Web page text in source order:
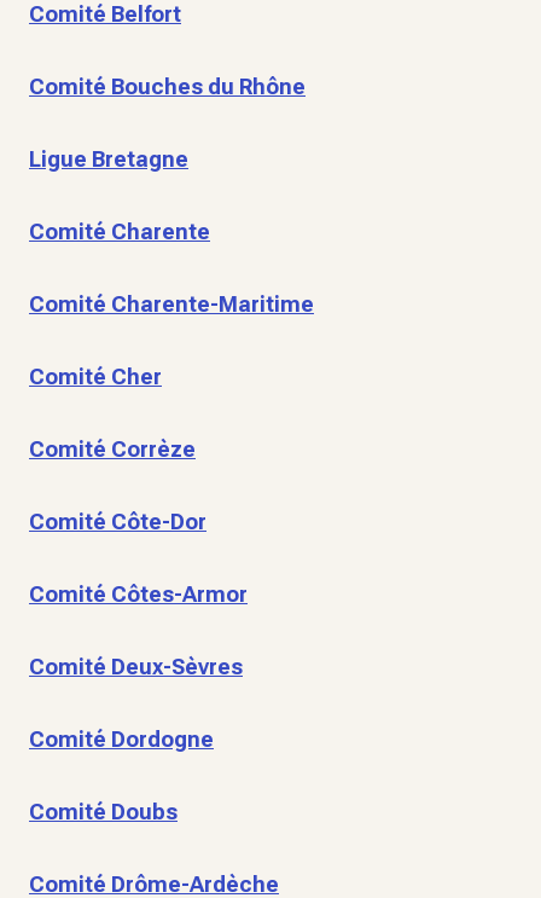
Comité Belfort
Comité Bouches du Rhône
Ligue Bretagne
Comité Charente
Comité Charente-Maritime
Comité Cher
Comité Corrèze
Comité Côte-Dor
Comité Côtes-Armor
Comité Deux-Sèvres
Comité Dordogne
Comité Doubs
Comité Drôme-Ardèche